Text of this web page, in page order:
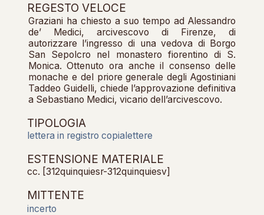
REGESTO VELOCE
Graziani ha chiesto a suo tempo ad Alessandro
de’ Medici, arcivescovo di Firenze, di
autorizzare l’ingresso di una vedova di Borgo
San Sepolcro nel monastero fiorentino di S.
Monica. Ottenuto ora anche il consenso delle
monache e del priore generale degli Agostiniani
Taddeo Guidelli, chiede l’approvazione definitiva
a Sebastiano Medici, vicario dell’arcivescovo.
TIPOLOGIA
lettera in registro copialettere
ESTENSIONE MATERIALE
cc. [312quinquiesr-312quinquiesv]
MITTENTE
incerto